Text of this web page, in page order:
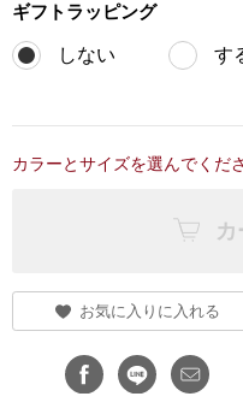
集
／チュニック
ギフト ラッピング
しない す
カラーとサイズを選んでくだ
お気に入りに入れる